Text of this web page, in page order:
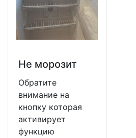
Не морозит
Обратите
внимание на
кнопку которая
активирует
функцию